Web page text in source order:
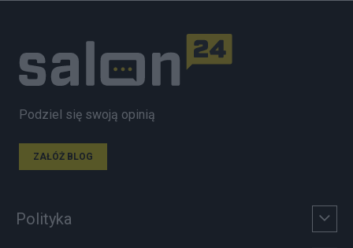
Podziel się swoją opinią
ZAŁÓŻ BLOG
Polityka